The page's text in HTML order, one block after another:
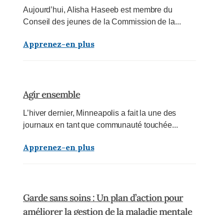
Aujourd’hui, Alisha Haseeb est membre du
Conseil des jeunes de la Commission de la...
Apprenez-en plus
Agir ensemble
L’hiver dernier, Minneapolis a fait la une des
journaux en tant que communauté touchée...
Apprenez-en plus
Garde sans soins : Un plan d’action pour
améliorer la gestion de la maladie mentale